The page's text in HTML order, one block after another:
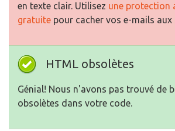
en texte clair. Utilisez une protection
gratuite pour cacher vos e-mails aux
HTML obsolètes
Génial! Nous n'avons pas trouvé de
obsolètes dans votre code.